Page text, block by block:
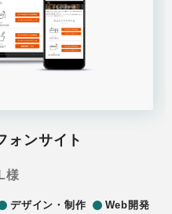
ォンサイト
様
デザイン・制作
Web開発